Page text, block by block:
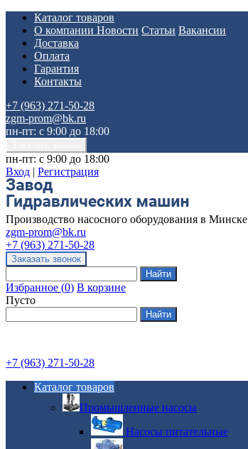
Каталог товаров
О компании Новости Статьи Вакансии
Доставка
Оплата
Гарантия
Контакты
+7 (963) 271-50-28
zgm-prom@bk.ru
пн-пт: с 9:00 до 18:00
пн-пт: с 9:00 до 18:00
Вход | Регистрация
Производство насосного оборудования в Минске
zgm-prom@bk.ru
+7 (963) 271-50-28
Избранное (0) В корзине
Пусто
+7 (963) 271-50-28
Каталог товаров
Промышленные насосы
Насосы питательные